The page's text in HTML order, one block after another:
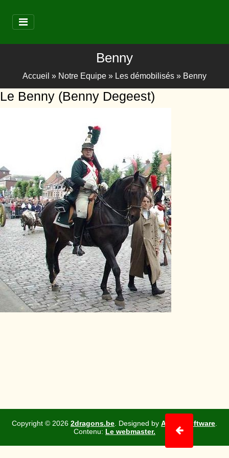
Benny
Accueil » Notre Equipe » Les démobilisés » Benny
Le Benny (Benny Degeest)
Copyright © 2026 2dragons.be . Designed by Adhrit Software
Contenu: Le webmaster.